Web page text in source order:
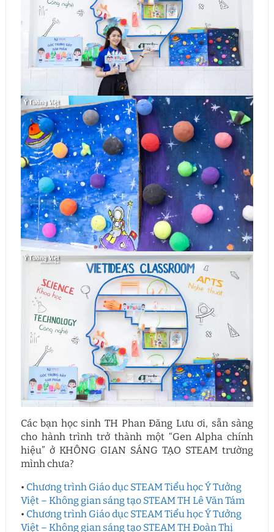
Các bạn học sinh TH Phan Đăng Lưu ơi, sẵn sàng
cho hành trình trở thành một “Gen Alpha chính
hiệu” ở KHÔNG GIAN SÁNG TẠO STEAM trường
mình chưa?
• Chương trình Giáo dục STEAM Tiểu học Ý Tưởng
Việt – Không gian sáng tạo STEAM TH Lê Văn Tám
• Chương trình Giáo dục STEAM Tiểu học Ý Tưởng
Việt – Không gian sáng tạo STEAM TH Đoàn Thị